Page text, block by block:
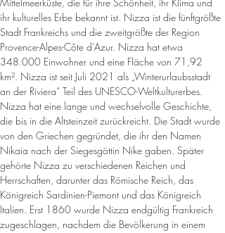
ihr kulturelles Erbe bekannt ist. Nizza ist die fünftgrößte
Stadt Frankreichs und die zweitgrößte der Region
Provence-Alpes-Côte d’Azur. Nizza hat etwa
348.000 Einwohner und eine Fläche von 71,92
km². Nizza ist seit Juli 2021 als „Winterurlaubsstadt
an der Riviera“ Teil des UNESCO-Weltkulturerbes.
Nizza hat eine lange und wechselvolle Geschichte,
die bis in die Altsteinzeit zurückreicht. Die Stadt wurde
von den Griechen gegründet, die ihr den Namen
Nikaia nach der Siegesgöttin Nike gaben. Später
gehörte Nizza zu verschiedenen Reichen und
Herrschaften, darunter das Römische Reich, das
Königreich Sardinien-Piemont und das Königreich
Italien. Erst 1860 wurde Nizza endgültig Frankreich
zugeschlagen, nachdem die Bevölkerung in einem